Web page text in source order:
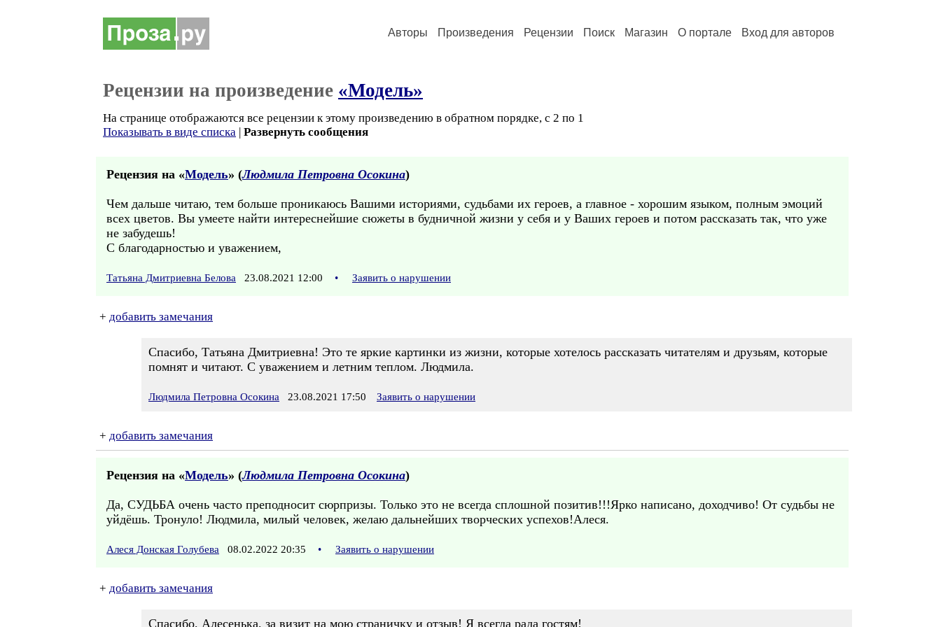
Авторы Произведения Рецензии Поиск Магазин О портале Вход для авторов
Рецензии на произведение «Модель»
На странице отображаются все рецензии к этому произведению в обратном порядке, с 2 по 1
Показывать в виде списка | Развернуть сообщения
Рецензия на «Модель» (Людмила Петровна Осокина)
Чем дальше читаю, тем больше проникаюсь Вашими историями, судьбами их героев, а главное - хорошим языком, полным эмоций
всех цветов. Вы умеете найти интереснейшие сюжеты в будничной жизни у себя и у Ваших героев и потом рассказать так, что уже
не забудешь!
С благодарностью и уважением,
Татьяна Дмитриевна Белова 23.08.2021 12:00 • Заявить о нарушении
+ добавить замечания
Спасибо, Татьяна Дмитриевна! Это те яркие картинки из жизни, которые хотелось рассказать читателям и друзьям, которые
помнят и читают. С уважением и летним теплом. Людмила.
Людмила Петровна Осокина 23.08.2021 17:50 Заявить о нарушении
+ добавить замечания
Рецензия на «Модель» (Людмила Петровна Осокина)
Да, СУДЬБА очень часто преподносит сюрпризы. Только это не всегда сплошной позитив!!!Ярко написано, доходчиво! От судьбы не
уйдёшь. Тронуло! Людмила, милый человек, желаю дальнейших творческих успехов!Алеся.
Алеся Донская Голубева 08.02.2022 20:35 • Заявить о нарушении
+ добавить замечания
Спасибо, Алесенька, за визит на мою страничку и отзыв! Я всегда рада гостям!